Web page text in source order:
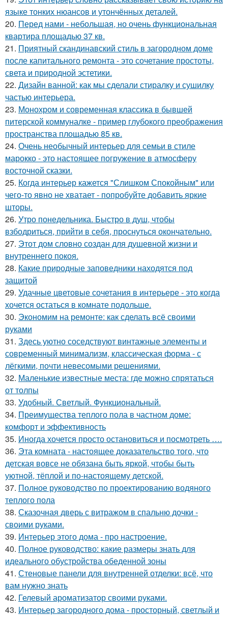
языке тонких нюансов и утончённых деталей.
20. Перед нами - небольшая, но очень функциональная
квартира площадью 37 кв.
21. Приятный скандинавский стиль в загородном доме
после капитального ремонта - это сочетание простоты,
света и природной эстетики.
22. Дизайн ванной: как мы сделали стиралку и сушилку
частью интерьера.
23. Монохром и современная классика в бывшей
питерской коммуналке - пример глубокого преображения
пространства площадью 85 кв.
24. Очень необычный интерьер для семьи в стиле
марокко - это настоящее погружение в атмосферу
восточной сказки.
25. Когда интерьер кажется "Слишком Спокойным" или
чего-то явно не хватает - попробуйте добавить яркие
шторы.
26. Утро понедельника. Быстро в душ, чтобы
взбодриться, прийти в себя, проснуться окончательно.
27. Этот дом словно создан для душевной жизни и
внутреннего покоя.
28. Какие природные заповедники находятся под
защитой
29. Удачные цветовые сочетания в интерьере - это когда
хочется остаться в комнате подольше.
30. Экономим на ремонте: как сделать всё своими
руками
31. Здесь уютно соседствуют винтажные элементы и
современный минимализм, классическая форма - с
лёгкими, почти невесомыми решениями.
32. Маленькие известные места: где можно спрятаться
от толпы
33. Удобный. Светлый. Функциональный.
34. Преимущества теплого пола в частном доме:
комфорт и эффективность
35. Иногда хочется просто остановиться и посмотреть ….
36. Эта комната - настоящее доказательство того, что
детская вовсе не обязана быть яркой, чтобы быть
уютной, тёплой и по-настоящему детской.
37. Полное руководство по проектированию водяного
теплого пола
38. Сказочная дверь с витражом в спальню дочки -
своими руками.
39. Интерьер этого дома - про настроение.
40. Полное руководство: какие размеры знать для
идеального обустройства обеденной зоны
41. Стеновые панели для внутренней отделки: всё, что
вам нужно знать
42. Гелевый ароматизатор своими руками.
43. Интерьер загородного дома - просторный, светлый и